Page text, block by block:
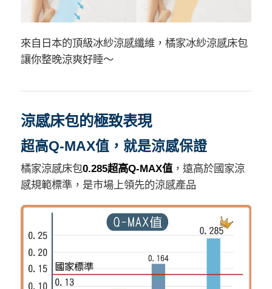
來自日本的頂級冰紗涼感纖維，橘家冰紗涼感床包
讓你整晚涼爽好睡～
涼感床包的極致表現
超高Q-MAX值，就是涼感保證
橘家涼感床包0.285超高Q-MAX值，遠高於國家涼
感規範標準，是市場上領先的涼感產品